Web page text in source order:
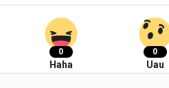
0
Haha
0
Uau